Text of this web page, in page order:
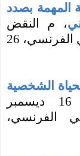
المهمة بصدد
، م النقض
الفرنسي، 26
الشخصية
: الغرفة الاجتماعية، 16 ديسمبر
الفرنسي،